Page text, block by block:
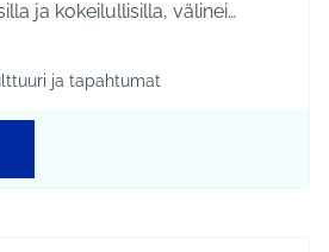
ja kokeilullisilla, välinei…
mukaan: Koko Tuusula
tulokset teeman mukaan: Kulttuuri ja
ja tapahtumat